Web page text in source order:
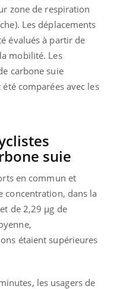
zone de respiration
Les déplacements
évalués à partir de
mobilité. Les
carbone suie
comparées avec les
suie
en commun et
concentration, dans la
de 2,29 μg de
étaient supérieures
les usagers de